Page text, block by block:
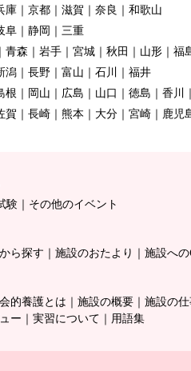
庫 京都 滋賀 奈良
和歌山
阜 静岡
三重
青森 岩手 宮城 秋田 山形
福
潟 長野 富山 石川
福井
根 岡山 広島 山口 徳島 香川
賀 長崎 熊本 大分 宮崎 鹿児
験 その他のイベント
ら探す 施設のおたより 施設へ
的養護とは 施設の概要
施設の
ー 実習について 用語集